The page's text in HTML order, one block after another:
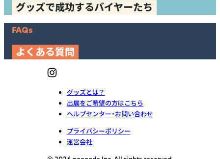
グッズで成功するバイヤーたち
FAQs
よくある質問
グッズとは？
出展をご希望の方はこちら
ヘルプセンター・お問い合わせ
プライバシーポリシー
運営会社